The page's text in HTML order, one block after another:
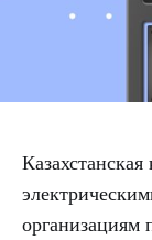
организациям